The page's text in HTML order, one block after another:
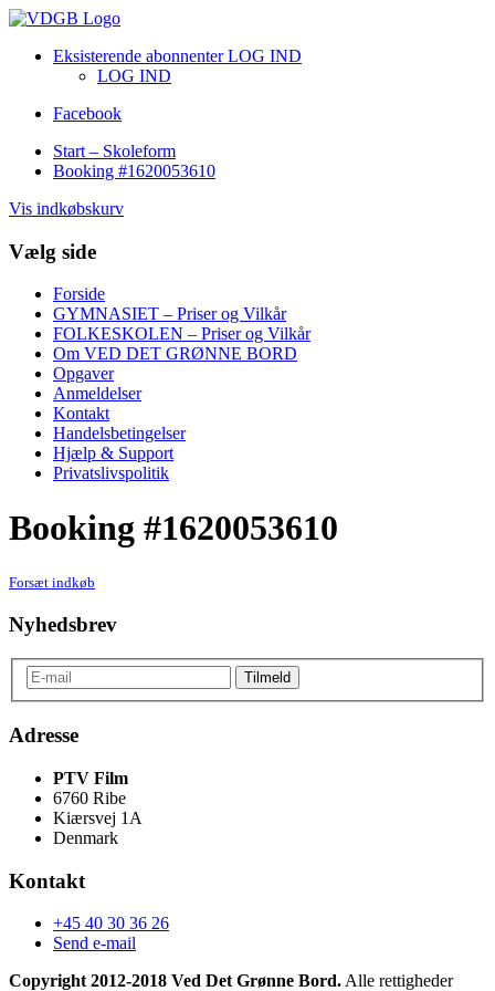
Eksisterende abonnenter LOG IND
LOG IND
Facebook
Start – Skoleform
Booking #1620053610
Vis indkøbskurv
Vælg side
Forside
GYMNASIET – Priser og Vilkår
FOLKESKOLEN – Priser og Vilkår
Om VED DET GRØNNE BORD
Opgaver
Anmeldelser
Kontakt
Handelsbetingelser
Hjælp & Support
Privatslivspolitik
Booking #1620053610
Forsæt indkøb
Nyhedsbrev
Adresse
PTV Film
6760 Ribe
Kiærsvej 1A
Denmark
Kontakt
+45 40 30 36 26
Send e-mail
Copyright 2012-2018 Ved Det Grønne Bord. Alle rettigheder